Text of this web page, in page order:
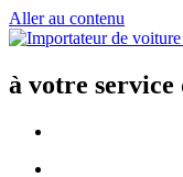
Aller au contenu
à votre service